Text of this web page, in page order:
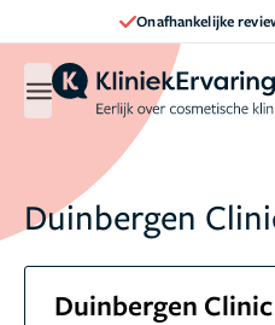
Onafhankelijke
Duinbergen
Duinbergen Clinic